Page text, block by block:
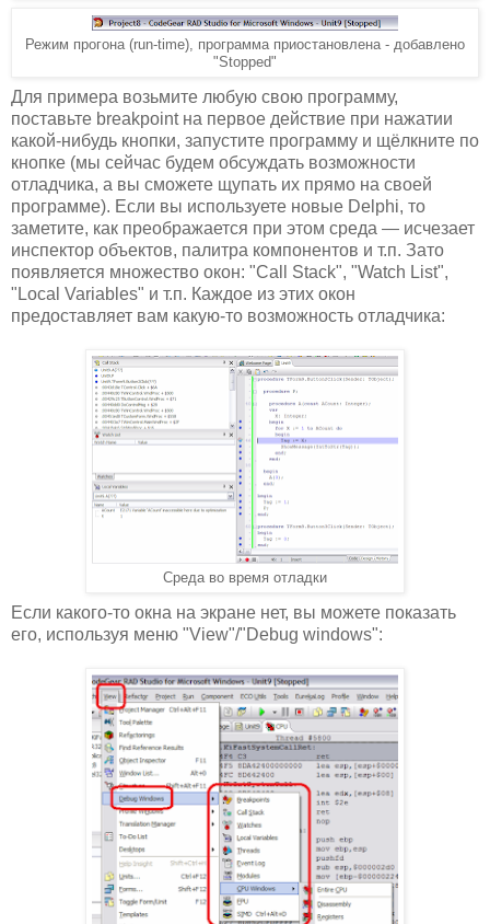
Режим прогона (run-time), программа приостановлена - добавлено
"Stopped"
Для примера возьмите любую свою программу,
поставьте breakpoint на первое действие при нажатии
какой-нибудь кнопки, запустите программу и щёлкните по
кнопке (мы сейчас будем обсуждать возможности
отладчика, а вы сможете щупать их прямо на своей
программе). Если вы используете новые Delphi, то
заметите, как преображается при этом среда — исчезает
инспектор объектов, палитра компонентов и т.п. Зато
появляется множество окон: "Call Stack", "Watch List",
"Local Variables" и т.п. Каждое из этих окон
предоставляет вам какую-то возможность отладчика:
Среда во время отладки
Если какого-то окна на экране нет, вы можете показать
его, используя меню "View"/"Debug windows":